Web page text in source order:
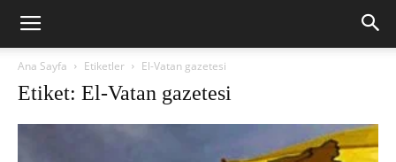
Ana Sayfa Etiketler El-Vatan gazetesi
Etiket: El-Vatan gazetesi